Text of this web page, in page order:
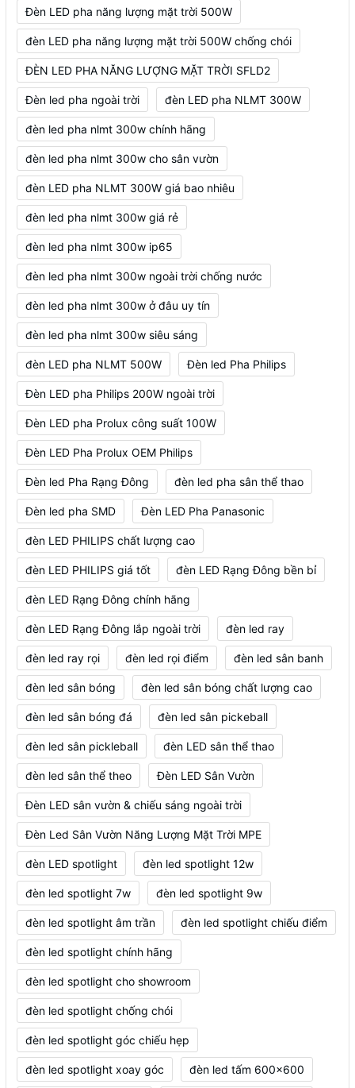
Đèn LED pha năng lượng mặt trời 500W
đèn LED pha năng lượng mặt trời 500W chống chói
ĐÈN LED PHA NĂNG LƯỢNG MẶT TRỜI SFLD2
Đèn led pha ngoài trời đèn LED pha NLMT 300W
đèn led pha nlmt 300w chính hãng
đèn led pha nlmt 300w cho sân vườn
đèn LED pha NLMT 300W giá bao nhiêu
đèn led pha nlmt 300w giá rẻ
đèn led pha nlmt 300w ip65
đèn led pha nlmt 300w ngoài trời chống nước
đèn led pha nlmt 300w ở đâu uy tín
đèn led pha nlmt 300w siêu sáng
đèn LED pha NLMT 500W Đèn led Pha Philips
Đèn LED pha Philips 200W ngoài trời
Đèn LED pha Prolux công suất 100W
Đèn LED Pha Prolux OEM Philips
Đèn led Pha Rạng Đông đèn led pha sân thể thao
Đèn led pha SMD Đèn LED Pha Panasonic
đèn LED PHILIPS chất lượng cao
đèn LED PHILIPS giá tốt đèn LED Rạng Đông bền bỉ
đèn LED Rạng Đông chính hãng
đèn LED Rạng Đông lắp ngoài trời đèn led ray
đèn led ray rọi đèn led rọi điểm đèn led sân banh
đèn led sân bóng đèn led sân bóng chất lượng cao
đèn led sân bóng đá đèn led sân pickeball
đèn led sân pickleball đèn LED sân thể thao
đèn led sân thể theo Đèn LED Sân Vườn
Đèn LED sân vườn & chiếu sáng ngoài trời
Đèn Led Sân Vườn Năng Lượng Mặt Trời MPE
đèn LED spotlight đèn led spotlight 12w
đèn led spotlight 7w đèn led spotlight 9w
đèn led spotlight âm trần đèn led spotlight chiếu điểm
đèn led spotlight chính hãng
đèn led spotlight cho showroom
đèn led spotlight chống chói
đèn led spotlight góc chiếu hẹp
đèn led spotlight xoay góc đèn led tấm 600x600